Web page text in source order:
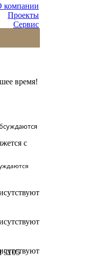
компании
Проекты
Сервис
время!
с
3105